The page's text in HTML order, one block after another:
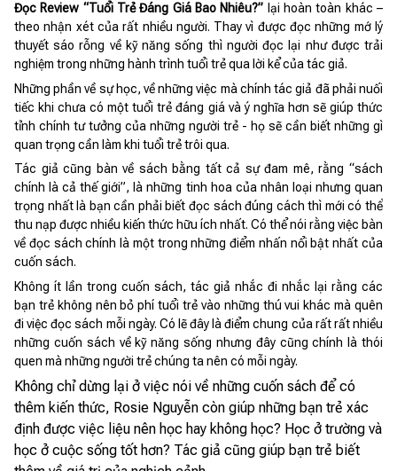
Đọc Review “Tuổi Trẻ Đáng Giá Bao Nhiêu?” lại hoàn toàn khác –
theo nhận xét của rất nhiều người. Thay vì được đọc những mớ lý
thuyết sáo rỗng về kỹ năng sống thì người đọc lại như được trải
nghiệm trong những hành trình tuổi trẻ qua lời kể của tác giả.
Những phần về sự học, về những việc mà chính tác giả đã phải nuối
tiếc khi chưa có một tuổi trẻ đáng giá và ý nghĩa hơn sẽ giúp thức
tỉnh chính tư tưởng của những người trẻ - họ sẽ cần biết những gì
quan trọng cần làm khi tuổi trẻ trôi qua.
Tác giả cũng bàn về sách bằng tất cả sự đam mê, rằng “sách
chính là cả thế giới”, là những tinh hoa của nhân loại nhưng quan
trọng nhất là bạn cần phải biết đọc sách đúng cách thì mới có thể
thu nạp được nhiều kiến thức hữu ích nhất. Có thể nói rằng việc bàn
về đọc sách chính là một trong những điểm nhấn nổi bật nhất của
cuốn sách.
Không ít lần trong cuốn sách, tác giả nhắc đi nhắc lại rằng các
bạn trẻ không nên bỏ phí tuổi trẻ vào những thú vui khác mà quên
đi việc đọc sách mỗi ngày. Có lẽ đây là điểm chung của rất rất nhiều
những cuốn sách về kỹ năng sống nhưng đây cũng chính là thói
quen mà những người trẻ chúng ta nên có mỗi ngày.
Không chỉ dừng lại ở việc nói về những cuốn sách để có
thêm kiến thức, Rosie Nguyễn còn giúp những bạn trẻ xác
định được việc liệu nên học hay không học? Học ở trường và
học ở cuộc sống tốt hơn? Tác giả cũng giúp bạn trẻ biết